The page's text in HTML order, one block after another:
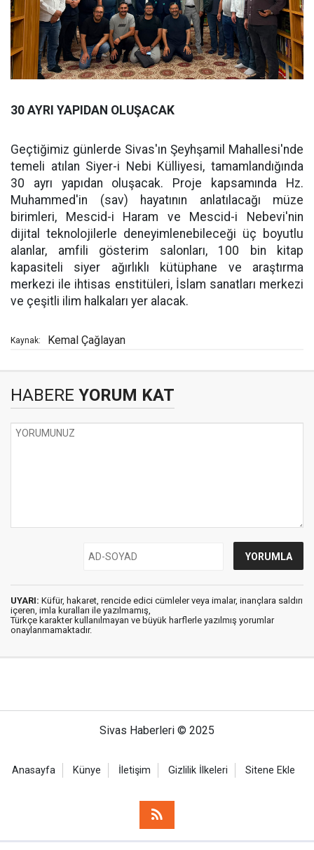
30 AYRI YAPIDAN OLUŞACAK
Geçtiğimiz günlerde Sivas'ın Şeyhşamil Mahallesi'nde
temeli atılan Siyer-i Nebi Külliyesi, tamamlandığında
30 ayrı yapıdan oluşacak. Proje kapsamında Hz.
Muhammed'in (sav) hayatının anlatılacağı müze
birimleri, Mescid-i Haram ve Mescid-i Nebevi'nin
dijital teknolojilerle deneyimlenebileceği üç boyutlu
alanlar, amfili gösterim salonları, 100 bin kitap
kapasiteli siyer ağırlıklı kütüphane ve araştırma
merkezi ile ihtisas enstitüleri, İslam sanatları merkezi
ve çeşitli ilim halkaları yer alacak.
Kaynak: Kemal Çağlayan
HABERE YORUM KAT
UYARI: Küfür, hakaret, rencide edici cümleler veya imalar, inançlara saldırı
içeren, imla kuralları ile yazılmamış,
Türkçe karakter kullanılmayan ve büyük harflerle yazılmış yorumlar
onaylanmamaktadır.
Sivas Haberleri © 2025
Anasayfa Künye İletişim Gizlilik İlkeleri Sitene Ekle